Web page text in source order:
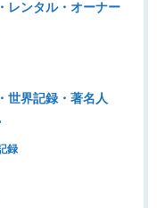
レンタル・オーナー
世界記録・著名人
録